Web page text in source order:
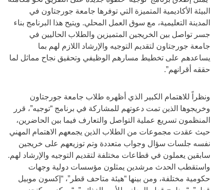
البيئة الأكاديمية المتميزة التي توفرها جامعة جورجتاون في
المدينة التعليمية، مع سوق العمل المحلي. ويتيح هذا البرنامج بناء
جسر تواصل بين الخريجين المتميزين والطلاب الحاليين في
جامعة جورجتاون لتقديم التوجيه والإرشاد اللازم لهم بما
يساعدهم على تخطيط مسارهم الوظيفي وتحقيق نجاح مماثل لما
حققه أقرانهم”.
ونظراً للاهتمام الكبير الذي أظهره طلاب جامعة جورجتاون
وخريجوها الذين تمت دعوتهم للمشاركة في برنامج “توجيه”، قرر
المنظمون تسريع عملية التواصل والتعارف فيما بين الحاضرين،
حيث عقدت مجموعات من الطلاب الذين يجمعهم الاهتمام المهني
نفسه جلسات سؤال وجواب متعددة وتم توزيعهم على خريجين
سابقين يعملون في قطاعات مختلفة لتقديم التوجيه والإرشاد لهم.
واستقطب الحدث مرشدين يمثلون مؤسسات دولية وجهات
حكومية مختلفة، ومن بينها “هيئة متاحف قطر”، “إكسون موبيل